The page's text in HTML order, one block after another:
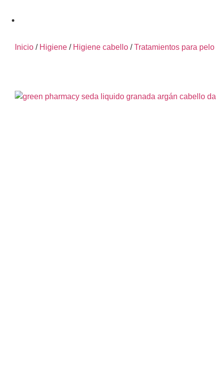
Inicio / Higiene / Higiene cabello /Tratamientos para pelo